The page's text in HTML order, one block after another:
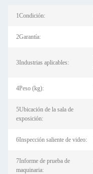
1Condición:
2Garantía:
3Industrias aplicables:
4Peso (kg):
5Ubicación de la sala de
exposición:
6Inspección saliente de video:
7Informe de prueba de
maquinaria: